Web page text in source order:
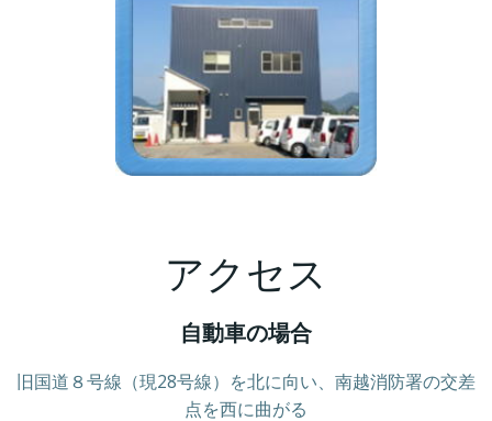
アクセス
自動車の場合
旧国道８号線（現28号線）を北に向い、南越消防署の交差
点を西に曲がる